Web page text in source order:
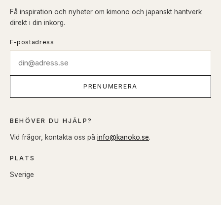
Få inspiration och nyheter om kimono och japanskt hantverk
direkt i din inkorg.
E-postadress
PRENUMERERA
BEHÖVER DU HJÄLP?
Vid frågor, kontakta oss på info@kanoko.se.
PLATS
Sverige